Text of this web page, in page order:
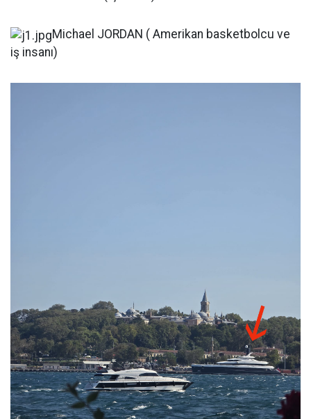
Michael JORDAN ( Amerikan basketbolcu ve
iş insanı)